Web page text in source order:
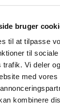
bruger
til at tilpasse
til
trafik. Vi deler
med vores
kombinere
til